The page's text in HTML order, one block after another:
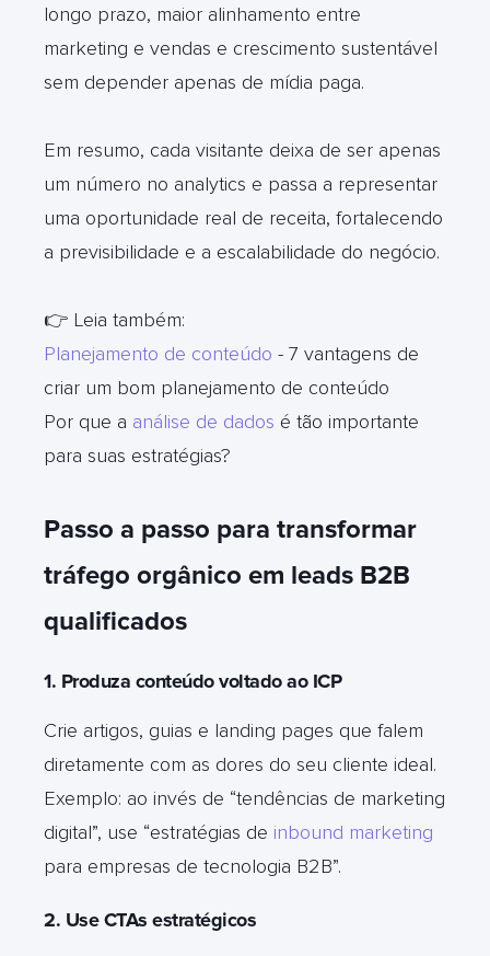
longo prazo, maior alinhamento entre
marketing e vendas e crescimento sustentável
sem depender apenas de mídia paga.
Em resumo, cada visitante deixa de ser apenas
um número no analytics e passa a representar
uma oportunidade real de receita, fortalecendo
a previsibilidade e a escalabilidade do negócio.
👉 Leia também:
Planejamento de conteúdo - 7 vantagens de
criar um bom planejamento de conteúdo
Por que a análise de dados é tão importante
para suas estratégias?
Passo a passo para transformar
tráfego orgânico em leads B2B
qualificados
1. Produza conteúdo voltado ao ICP
Crie artigos, guias e landing pages que falem
diretamente com as dores do seu cliente ideal.
Exemplo: ao invés de “tendências de marketing
digital”, use “estratégias de inbound marketing
para empresas de tecnologia B2B”.
2. Use CTAs estratégicos